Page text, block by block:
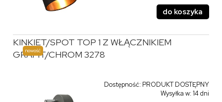
do koszyka
KINKIET/SPOT TOP 1 Z WŁĄCZNIKIEM
GRAFIT/CHROM 3278
Dostępność: PRODUKT DOSTĘPNY
Wysyłka w:14 dni
nowość